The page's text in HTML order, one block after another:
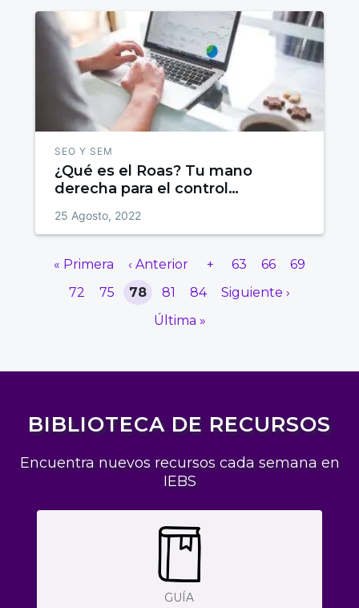
SEO Y SEM
¿Qué es el Roas? Tu mano
derecha para el control
25 Agosto, 2022
« Primera ‹ Anterior + 63 66
69
72
75 78 81 84
Siguiente ›
Última »
BIBLIOTECA DE RECURSOS
Encuentra nuevos recursos cada semana en
IEBS
GUÍA